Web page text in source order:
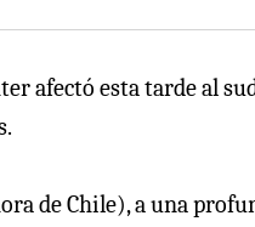
afectó esta tarde al
de Chile), a una